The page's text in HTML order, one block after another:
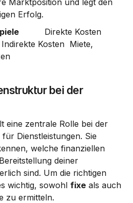
Marktposition und legt den
Erfolg.
          Direkte Kosten
Kosten  Miete,
bei der
eine zentrale Rolle bei der
Dienstleistungen. Sie
welche finanziellen
deiner
sind. Um die richtigen
wichtig, sowohl fixe
zu ermitteln.